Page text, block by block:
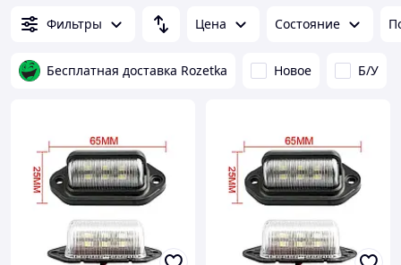
Фильтры Цена Состояние
Бесплатная доставка Rozetka Новое Б/У